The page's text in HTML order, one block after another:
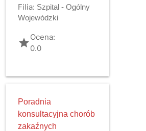
Filia: Szpital - Ogólny
Wojewódzki
gradeOcena:
0.0
Poradnia
konsultacyjna chorób
zakaźnych